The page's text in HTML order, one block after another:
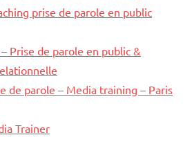
prise de parole en public
Prise de parole en public &
de parole – Media training – Paris
Trainer